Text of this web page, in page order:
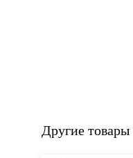
Другие